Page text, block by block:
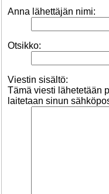
Anna lähettäjän nimi:
Otsikko:
Viestin sisältö:
Tämä viesti lähetetään
laitetaan sinun